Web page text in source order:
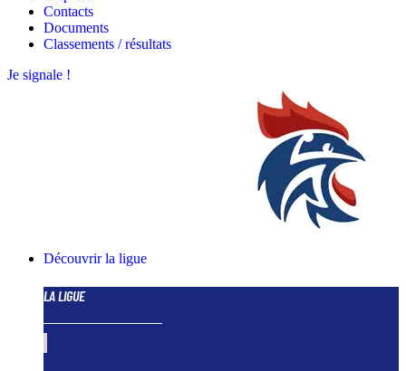
Contacts
Documents
Classements / résultats
Je signale !
Découvrir la ligue
LA LIGUE